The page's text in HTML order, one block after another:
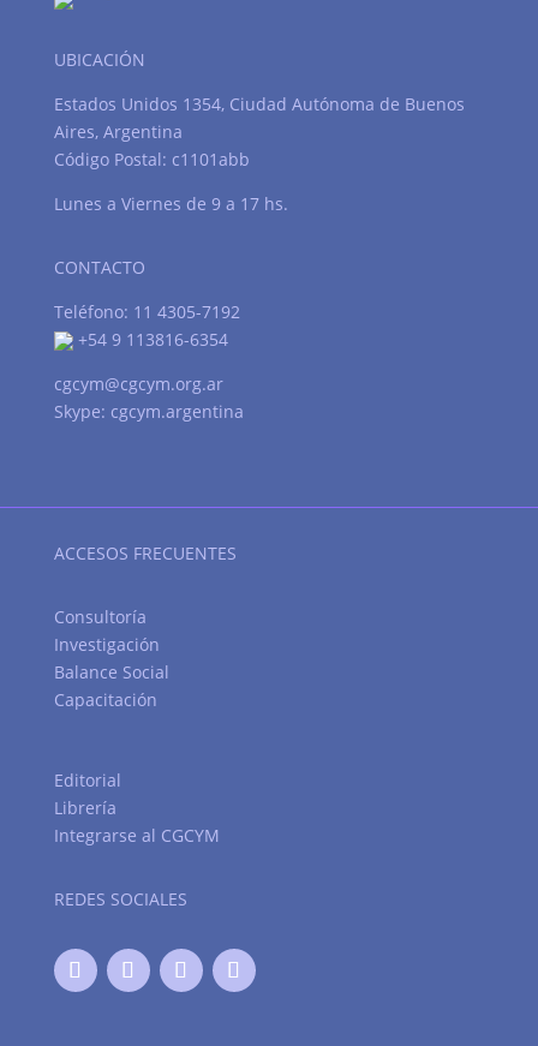
UBICACIÓN
Estados Unidos 1354, Ciudad Autónoma de Buenos
Aires, Argentina
Código Postal: c1101abb
Lunes a Viernes de 9 a 17 hs.
CONTACTO
Teléfono: 11 4305-7192
+54 9 113816-6354
cgcym@cgcym.org.ar
Skype: cgcym.argentina
ACCESOS FRECUENTES
Consultoría
Investigación
Balance Social
Capacitación
Editorial
Librería
Integrarse al CGCYM
REDES SOCIALES